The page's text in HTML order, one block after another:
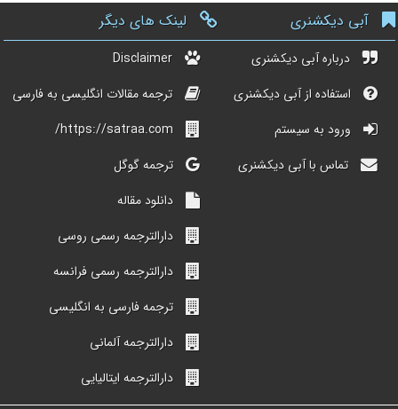
آبی دیکشنری
درباره آبی دیکشنری
استفاده از آبی دیکشنری
ورود به سیستم
تماس با آبی دیکشنری
لینک های دیگر
Disclaimer
ترجمه مقالات انگلیسی به فارسی
https://satraa.com/
ترجمه گوگل
دانلود مقاله
دارالترجمه رسمی روسی
دارالترجمه رسمی فرانسه
ترجمه فارسی به انگلیسی
دارالترجمه آلمانی
دارالترجمه ایتالیایی